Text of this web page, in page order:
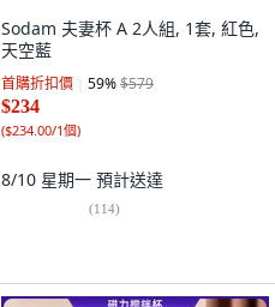
Sodam 夫妻杯 A 2人組, 1套, 紅色,
天空藍
首購折扣價 59%$579
$234
($234.00/1個)
8/10 星期一 預計送達
(114)